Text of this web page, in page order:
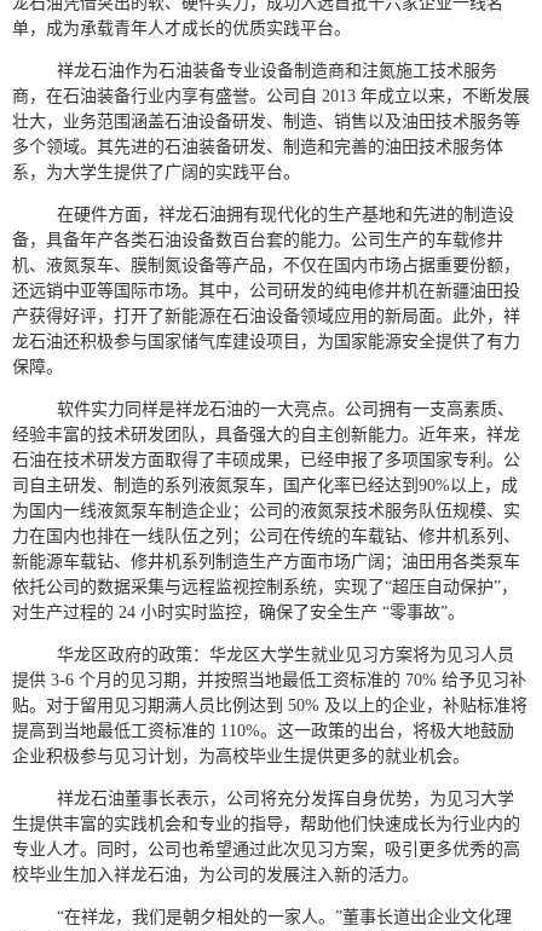
单，成为承载青年人才成长的优质实践平台。
祥龙石油作为石油装备专业设备制造商和注氮施工技术服务
商，在石油装备行业内享有盛誉。公司自 2013 年成立以来，不断发展
壮大，业务范围涵盖石油设备研发、制造、销售以及油田技术服务等
多个领域。其先进的石油装备研发、制造和完善的油田技术服务体
系，为大学生提供了广阔的实践平台。
在硬件方面，祥龙石油拥有现代化的生产基地和先进的制造设
备，具备年产各类石油设备数百台套的能力。公司生产的车载修井
机、液氮泵车、膜制氮设备等产品，不仅在国内市场占据重要份额，
还远销中亚等国际市场。其中，公司研发的纯电修井机在新疆油田投
产获得好评，打开了新能源在石油设备领域应用的新局面。此外，祥
龙石油还积极参与国家储气库建设项目，为国家能源安全提供了有力
保障。
软件实力同样是祥龙石油的一大亮点。公司拥有一支高素质、
经验丰富的技术研发团队，具备强大的自主创新能力。近年来，祥龙
石油在技术研发方面取得了丰硕成果，已经申报了多项国家专利。公
司自主研发、制造的系列液氮泵车，国产化率已经达到 90%以上，成
为国内一线液氮泵车制造企业；公司的液氮泵技术服务队伍规模、实
力在国内也排在一线队伍之列 ； 公司在传统的车载钻、修井机系列、
新能源车载钻、修井机系列 制造生产方面市场广阔 ；油田用各类泵车
依托公司的数据采集与远程监视控制系统，实现了“超压自动保护”，
对生产过程的 24 小时实时监控，确保了安全生产 “零事故”。
华龙区政府的政策： 华龙区大学生就业见习方案将为见习人员
提供 3-6 个月的见习期，并按照当地最低工资标准的 70% 给予见习补
贴。对于留用见习期满人员比例达到 50% 及以上的企业，补贴标准将
提高到当地最低工资标准的 110%。这一政策的出台，将极大地鼓励
企业积极参与见习计划，为高校毕业生提供更多的就业机会。
祥龙石油董事长表示，公司将充分发挥自身优势，为见习大学
生提供丰富的实践机会和专业的指导，帮助他们快速成长为行业内的
专业人才。同时，公司也希望通过此次见习方案，吸引更多优秀的高
校毕业生加入祥龙石油，为公司的发展注入新的活力。
“在祥龙，我们是朝夕相处的一家人。”董事长道出企业文化理